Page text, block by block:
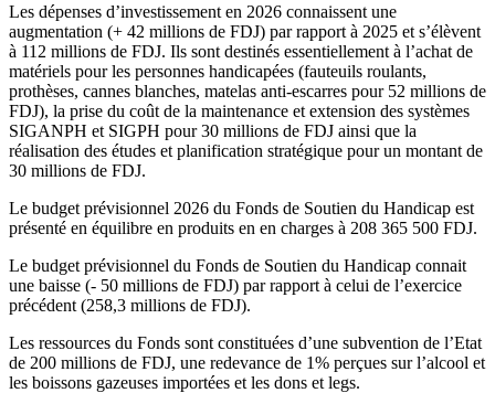
Les dépenses d’investissement en 2026 connaissent une
augmentation (+ 42 millions de FDJ) par rapport à 2025 et s’élèvent
à 112 millions de FDJ. Ils sont destinés essentiellement à l’achat de
matériels pour les personnes handicapées (fauteuils roulants,
prothèses, cannes blanches, matelas anti-escarres pour 52 millions de
FDJ), la prise du coût de la maintenance et extension des systèmes
SIGANPH et SIGPH pour 30 millions de FDJ ainsi que la
réalisation des études et planification stratégique pour un montant de
30 millions de FDJ.
Le budget prévisionnel 2026 du Fonds de Soutien du Handicap est
présenté en équilibre en produits en en charges à 208 365 500 FDJ.
Le budget prévisionnel du Fonds de Soutien du Handicap connait
une baisse (- 50 millions de FDJ) par rapport à celui de l’exercice
précédent (258,3 millions de FDJ).
Les ressources du Fonds sont constituées d’une subvention de l’Etat
de 200 millions de FDJ, une redevance de 1% perçues sur l’alcool et
les boissons gazeuses importées et les dons et legs.